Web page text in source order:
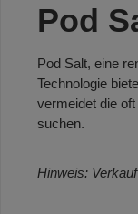
Pod
Pod Salt, eine
Technologie
vermeidet die
suchen.
Hinweis: